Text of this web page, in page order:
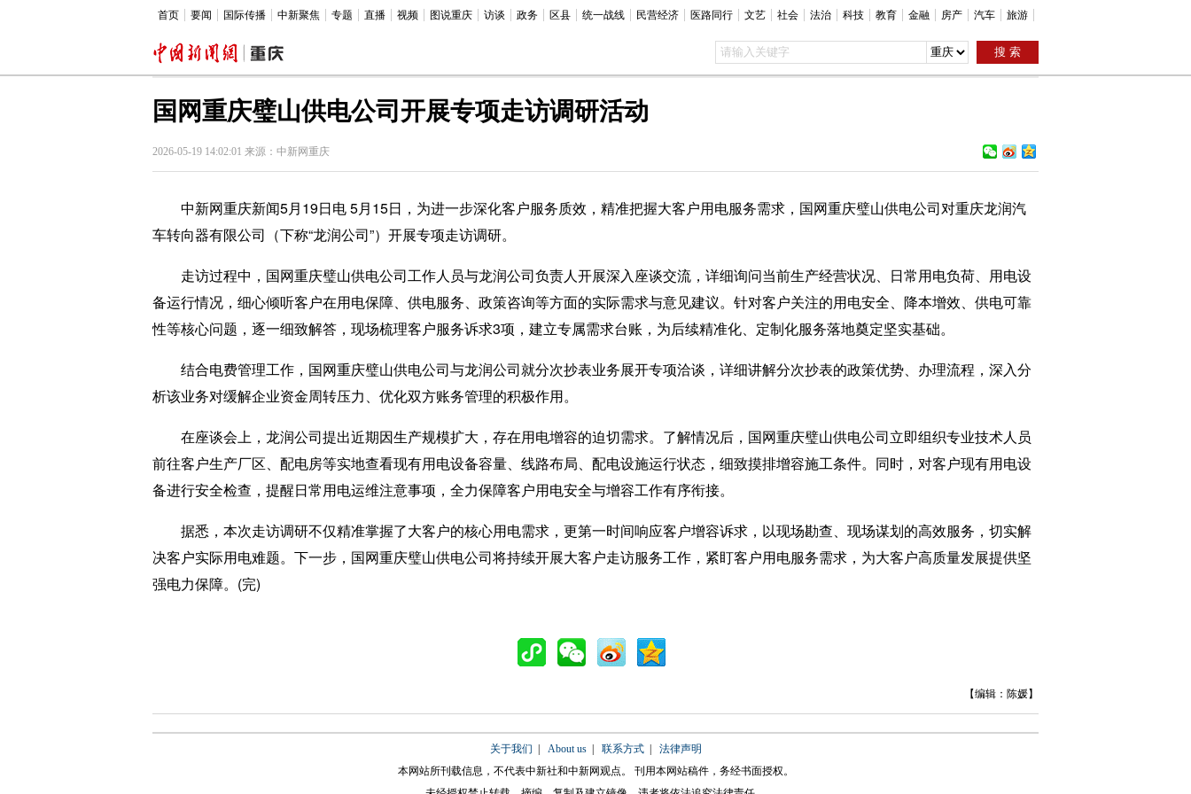
首页 要闻 国际传播 中新聚焦 专题 直播 视频 图说重庆 访谈 政务 区县 统一战线 民营经济 医路同行 文艺 社会 法治 科技 教育 金融 房产 汽车 旅游
国网重庆璧山供电公司开展专项走访调研活动
2026-05-19 14:02:01 来源：中新网重庆
中新网重庆新闻5月19日电 5月15日，为进一步深化客户服务质效，精准把握大客户用电服务需求，国网重庆璧山供电公司对重庆龙润汽
车转向器有限公司（下称“龙润公司”）开展专项走访调研。
走访过程中，国网重庆璧山供电公司工作人员与龙润公司负责人开展深入座谈交流，详细询问当前生产经营状况、日常用电负荷、用电设
备运行情况，细心倾听客户在用电保障、供电服务、政策咨询等方面的实际需求与意见建议。针对客户关注的用电安全、降本增效、供电可靠
性等核心问题，逐一细致解答，现场梳理客户服务诉求3项，建立专属需求台账，为后续精准化、定制化服务落地奠定坚实基础。
结合电费管理工作，国网重庆璧山供电公司与龙润公司就分次抄表业务展开专项洽谈，详细讲解分次抄表的政策优势、办理流程，深入分
析该业务对缓解企业资金周转压力、优化双方账务管理的积极作用。
在座谈会上，龙润公司提出近期因生产规模扩大，存在用电增容的迫切需求。了解情况后，国网重庆璧山供电公司立即组织专业技术人员
前往客户生产厂区、配电房等实地查看现有用电设备容量、线路布局、配电设施运行状态，细致摸排增容施工条件。同时，对客户现有用电设
备进行安全检查，提醒日常用电运维注意事项，全力保障客户用电安全与增容工作有序衔接。
据悉，本次走访调研不仅精准掌握了大客户的核心用电需求，更第一时间响应客户增容诉求，以现场勘查、现场谋划的高效服务，切实解
决客户实际用电难题。下一步，国网重庆璧山供电公司将持续开展大客户走访服务工作，紧盯客户用电服务需求，为大客户高质量发展提供坚
强电力保障。(完)
【编辑：陈媛】
关于我们 About us| 联系方式| 法律声明
本网站所刊载信息，不代表中新社和中新网观点。 刊用本网站稿件，务经书面授权。